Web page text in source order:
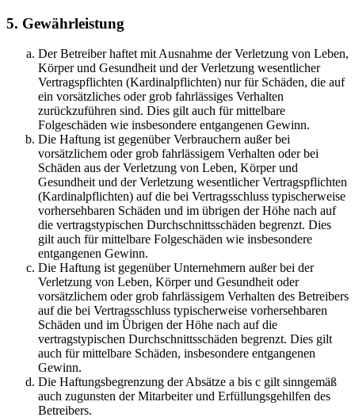
5. Gewährleistung
Der Betreiber haftet mit Ausnahme der Verletzung von Leben,
Körper und Gesundheit und der Verletzung wesentlicher
Vertragspflichten (Kardinalpflichten) nur für Schäden, die auf
ein vorsätzliches oder grob fahrlässiges Verhalten
zurückzuführen sind. Dies gilt auch für mittelbare
Folgeschäden wie insbesondere entgangenen Gewinn.
Die Haftung ist gegenüber Verbrauchern außer bei
vorsätzlichem oder grob fahrlässigem Verhalten oder bei
Schäden aus der Verletzung von Leben, Körper und
Gesundheit und der Verletzung wesentlicher Vertragspflichten
(Kardinalpflichten) auf die bei Vertragsschluss typischerweise
vorhersehbaren Schäden und im übrigen der Höhe nach auf
die vertragstypischen Durchschnittsschäden begrenzt. Dies
gilt auch für mittelbare Folgeschäden wie insbesondere
entgangenen Gewinn.
Die Haftung ist gegenüber Unternehmern außer bei der
Verletzung von Leben, Körper und Gesundheit oder
vorsätzlichem oder grob fahrlässigem Verhalten des Betreibers
auf die bei Vertragsschluss typischerweise vorhersehbaren
Schäden und im Übrigen der Höhe nach auf die
vertragstypischen Durchschnittsschäden begrenzt. Dies gilt
auch für mittelbare Schäden, insbesondere entgangenen
Gewinn.
Die Haftungsbegrenzung der Absätze a bis c gilt sinngemäß
auch zugunsten der Mitarbeiter und Erfüllungsgehilfen des
Betreibers.